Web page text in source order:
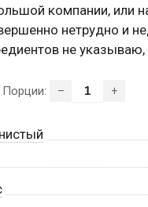
компании, или
нетрудно и
не указываю,
Порции: – +